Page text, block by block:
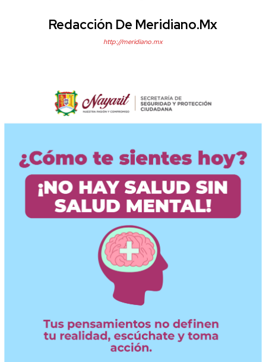
Redacción De Meridiano.mx
http://meridiano.mx